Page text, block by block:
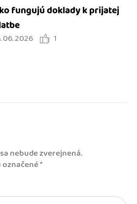
fungujú doklady k prijatej
06. 2026 1
nebude zverejnená.
označené*